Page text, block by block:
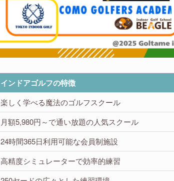
インドアゴルフの特徴
楽しく学べる魔法のゴルフスクール
月額5,980円～で通い放題の人気スクール
24時間365日利用可能な会員制施設
高精度シミュレーターで効率的練習